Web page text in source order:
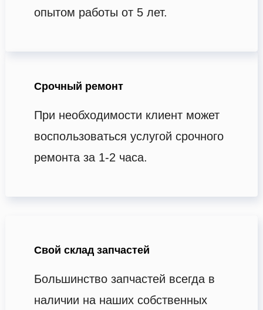
опытом работы от 5 лет.
Срочный ремонт
При необходимости клиент может
воспользоваться услугой срочного
ремонта за 1-2 часа.
Свой склад запчастей
Большинство запчастей всегда в
наличии на наших собственных